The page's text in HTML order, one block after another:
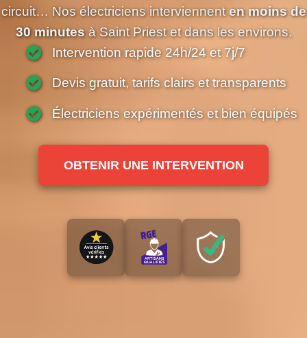
circuit… Nos électriciens interviennenten moins de
30 minutesà Saint Priest et dans les environs.
Intervention rapide 24h/24 et 7j/7
Devis gratuit, tarifs clairs et transparents
Électriciens expérimentés et bien équipés
OBTENIR UNE INTERVENTION